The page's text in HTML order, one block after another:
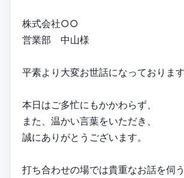
株式会社○○
営業部 中山様
平素より大変お世話になっております
本日はご多忙にもかかわらず、
また、温かい言葉をいただき、
誠にありがとうございます。
打ち合わせの場では貴重なお話を伺う